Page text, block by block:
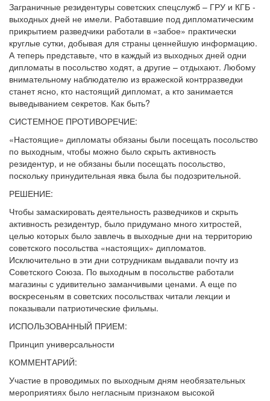
Заграничные резидентуры советских спецслужб – ГРУ и КГБ -
выходных дней не имели. Работавшие под дипломатическим
прикрытием разведчики работали в «забое» практически
круглые сутки, добывая для страны ценнейшую информацию.
А теперь представьте, что в каждый из выходных дней одни
дипломаты в посольство ходят, а другие – отдыхают. Любому
внимательному наблюдателю из вражеской контрразведки
станет ясно, кто настоящий дипломат, а кто занимается
выведыванием секретов. Как быть?
СИСТЕМНОЕ ПРОТИВОРЕЧИЕ:
«Настоящие» дипломаты обязаны были посещать посольство
по выходным, чтобы можно было скрыть активность
резидентур, и не обязаны были посещать посольство,
поскольку принудительная явка была бы подозрительной.
РЕШЕНИЕ:
Чтобы замаскировать деятельность разведчиков и скрыть
активность резидентур, было придумано много хитростей,
целью которых было завлечь в выходные дни на территорию
советского посольства «настоящих» дипломатов.
Исключительно в эти дни сотрудникам выдавали почту из
Советского Союза. По выходным в посольстве работали
магазины с удивительно заманчивыми ценами. А еще по
воскресеньям в советских посольствах читали лекции и
показывали патриотические фильмы.
ИСПОЛЬЗОВАННЫЙ ПРИЕМ:
Принцип универсальности
КОММЕНТАРИЙ:
Участие в проводимых по выходным дням необязательных
мероприятиях было негласным признаком высокой